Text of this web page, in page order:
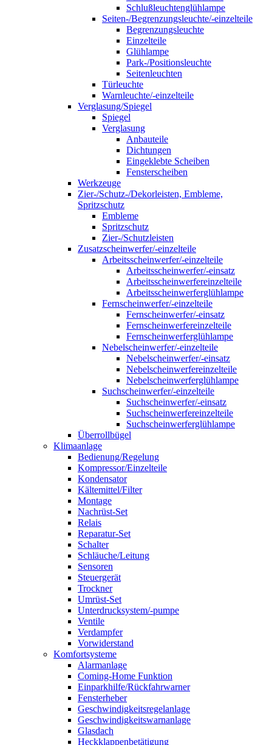
Schlußleuchtenglühlampe
Seiten-/Begrenzungsleuchte/-einzelteile
Begrenzungsleuchte
Einzelteile
Glühlampe
Park-/Positionsleuchte
Seitenleuchten
Türleuchte
Warnleuchte/-einzelteile
Verglasung/Spiegel
Spiegel
Verglasung
Anbauteile
Dichtungen
Eingeklebte Scheiben
Fensterscheiben
Werkzeuge
Zier-/Schutz-/Dekorleisten, Embleme,
Spritzschutz
Embleme
Spritzschutz
Zier-/Schutzleisten
Zusatzscheinwerfer/-einzelteile
Arbeitsscheinwerfer/-einzelteile
Arbeitsscheinwerfer/-einsatz
Arbeitsscheinwerfereinzelteile
Arbeitsscheinwerferglühlampe
Fernscheinwerfer/-einzelteile
Fernscheinwerfer/-einsatz
Fernscheinwerfereinzelteile
Fernscheinwerferglühlampe
Nebelscheinwerfer/-einzelteile
Nebelscheinwerfer/-einsatz
Nebelscheinwerfereinzelteile
Nebelscheinwerferglühlampe
Suchscheinwerfer/-einzelteile
Suchscheinwerfer/-einsatz
Suchscheinwerfereinzelteile
Suchscheinwerferglühlampe
Überrollbügel
Klimaanlage
Bedienung/Regelung
Kompressor/Einzelteile
Kondensator
Kältemittel/Filter
Montage
Nachrüst-Set
Relais
Reparatur-Set
Schalter
Schläuche/Leitung
Sensoren
Steuergerät
Trockner
Umrüst-Set
Unterdrucksystem/-pumpe
Ventile
Verdampfer
Vorwiderstand
Komfortsysteme
Alarmanlage
Coming-Home Funktion
Einparkhilfe/Rückfahrwarner
Fensterheber
Geschwindigkeitsregelanlage
Geschwindigkeitswarnanlage
Glasdach
Heckklappenbetätigung